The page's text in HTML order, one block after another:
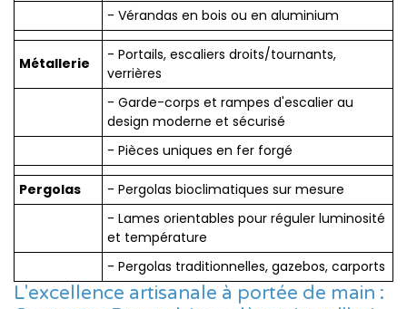
- Vérandas en bois ou en aluminium
Métallerie
- Portails, escaliers droits/tournants,
verrières
- Garde-corps et rampes d'escalier au
design moderne et sécurisé
- Pièces uniques en fer forgé
Pergolas
- Pergolas bioclimatiques sur mesure
- Lames orientables pour réguler luminosité
et température
- Pergolas traditionnelles, gazebos, carports
L'excellence artisanale à portée de main :